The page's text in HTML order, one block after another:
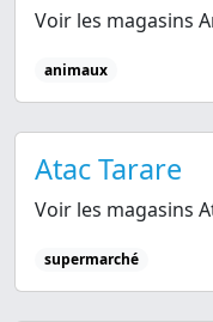
Voir les magasins
animaux
Atac Tarare
Voir les magasins
supermarché